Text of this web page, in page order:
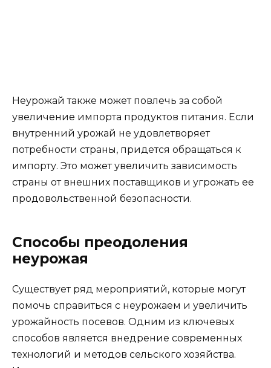
Неурожай также может повлечь за собой
увеличение импорта продуктов питания. Если
внутренний урожай не удовлетворяет
потребности страны, придется обращаться к
импорту. Это может увеличить зависимость
страны от внешних поставщиков и угрожать ее
продовольственной безопасности.
Способы преодоления
неурожая
Существует ряд мероприятий, которые могут
помочь справиться с неурожаем и увеличить
урожайность посевов. Одним из ключевых
способов является внедрение современных
технологий и методов сельского хозяйства.